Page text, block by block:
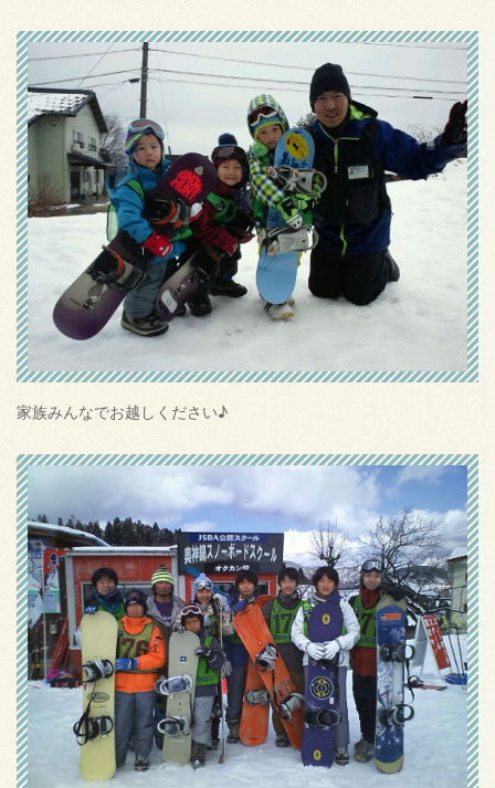
家族みんなでお越しください♪